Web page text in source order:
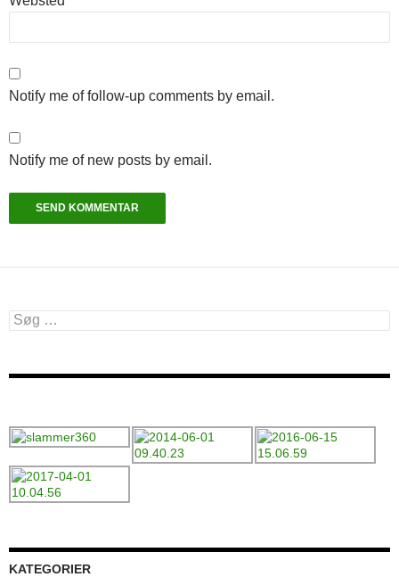
Notify me of follow-up comments by email.
Notify me of new posts by email.
Søg
efter:
KATEGORIER